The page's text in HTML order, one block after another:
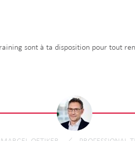
sont à ta disposition pour tout